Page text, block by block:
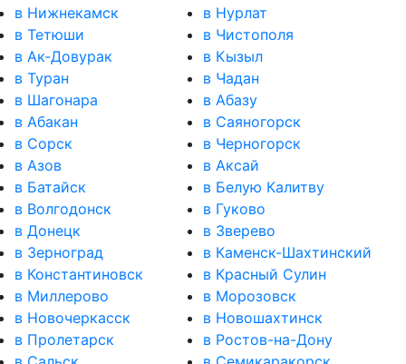
в Нижнекамск
в Нурлат
в Тетюши
в Чистополя
в Ак-Довурак
в Кызыл
в Туран
в Чадан
в Шагонара
в Абазу
в Абакан
в Саяногорск
в Сорск
в Черногорск
в Азов
в Аксай
в Батайск
в Белую Калитву
в Волгодонск
в Гуково
в Донецк
в Зверево
в Зерноград
в Каменск-Шахтинский
в Константиновск
в Красный Сулин
в Миллерово
в Морозовск
в Новочеркасск
в Новошахтинск
в Пролетарск
в Ростов-на-Дону